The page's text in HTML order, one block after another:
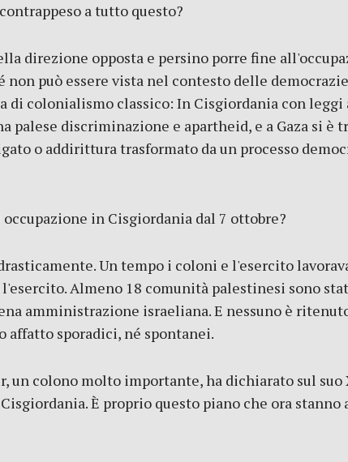
a tutto questo?
direzione opposta e persino porre fine
non può essere vista nel contesto delle
colonialismo classico: In Cisgiordania con
discriminazione e apartheid, e a Gaza si è
o addirittura trasformato da un processo
in Cisgiordania dal 7 ottobre?
Un tempo i coloni e l'esercito
Almeno 18 comunità palestinesi sono
amministrazione israeliana. E nessuno è
affatto sporadici, né spontanei.
un colono molto importante, ha dichiarato sul
È proprio questo piano che ora